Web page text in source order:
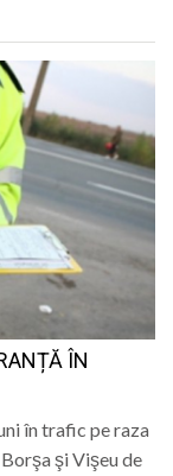
ÎN
în trafic pe raza
şi Vişeu de